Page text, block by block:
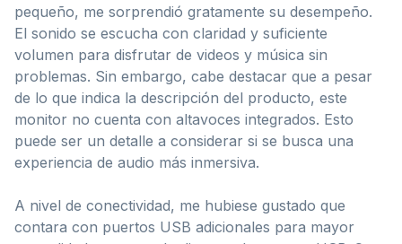
pequeño, me sorprendió gratamente su desempeño.
El sonido se escucha con claridad y suficiente
volumen para disfrutar de videos y música sin
problemas. Sin embargo, cabe destacar que a pesar
de lo que indica la descripción del producto, este
monitor no cuenta con altavoces integrados. Esto
puede ser un detalle a considerar si se busca una
experiencia de audio más inmersiva.
A nivel de conectividad, me hubiese gustado que
contara con puertos USB adicionales para mayor